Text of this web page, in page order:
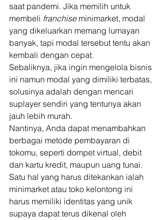
saat pandemi. Jika memilih untuk
membeli franchise minimarket, modal
yang dikeluarkan memang lumayan
banyak, tapi modal tersebut tentu akan
kembali dengan cepat.
Sebaliknya, jika ingin mengelola bisnis
ini namun modal yang dimiliki terbatas,
solusinya adalah dengan mencari
suplayer sendiri yang tentunya akan
jauh lebih murah.
Nantinya, Anda dapat menambahkan
berbagai metode pembayaran di
tokomu, seperti dompet virtual, debit
dan kartu kredit, maupun uang tunai.
Satu hal yang harus ditekankan ialah
minimarket atau toko kelontong ini
harus memiliki identitas yang unik
supaya dapat terus dikenal oleh